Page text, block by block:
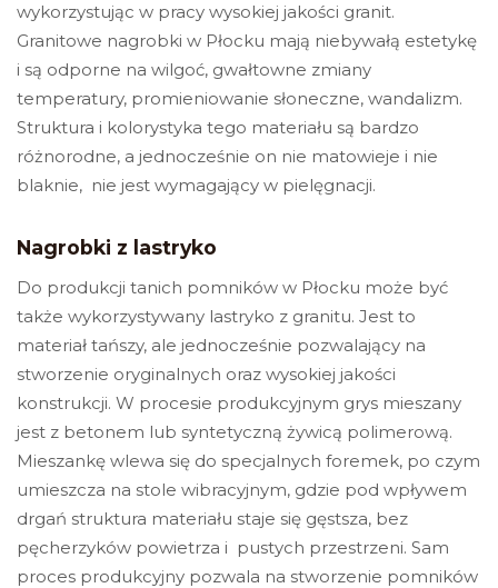
wykorzystując w pracy wysokiej jakości granit.
Granitowe nagrobki w Płocku mają niebywałą estetykę
i są odporne na wilgoć, gwałtowne zmiany
temperatury, promieniowanie słoneczne, wandalizm.
Struktura i kolorystyka tego materiału są bardzo
różnorodne, a jednocześnie on nie matowieje i nie
blaknie, nie jest wymagający w pielęgnacji.
Nagrobki z lastryko
Do produkcji tanich pomników w Płocku może być
także wykorzystywany lastryko z granitu. Jest to
materiał tańszy, ale jednocześnie pozwalający na
stworzenie oryginalnych oraz wysokiej jakości
konstrukcji. W procesie produkcyjnym grys mieszany
jest z betonem lub syntetyczną żywicą polimerową.
Mieszankę wlewa się do specjalnych foremek, po czym
umieszcza na stole wibracyjnym, gdzie pod wpływem
drgań struktura materiału staje się gęstsza, bez
pęcherzyków powietrza i pustych przestrzeni. Sam
proces produkcyjny pozwala na stworzenie pomników